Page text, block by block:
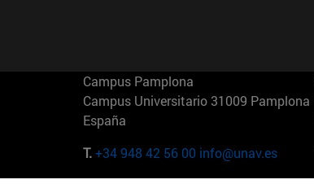
Campus Pamplona
Campus Universitario 31009 Pamplona
España
T.+34 948 42 56 00 info@unav.es